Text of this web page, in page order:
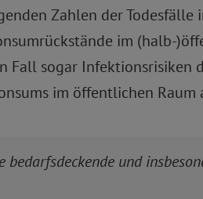
Zahlen der
im (halb-
Fall sogar Infektionsrisiken
im öffentlichen Raum
bedarfsdeckende und